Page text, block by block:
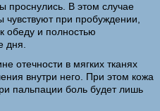
проснулись. В этом случае
при пробуждении,
обеду и полностью
дня.
отечности в мягких тканях
внутри него. При этом кожа
пальпации боль будет лишь